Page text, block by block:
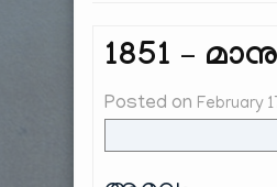
1851 –
Posted on February